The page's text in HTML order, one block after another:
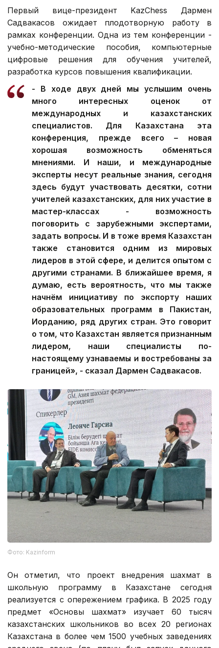
Первый вице-президент KazChess Дармен
Садвакасов ожидает плодотворную работу в
рамках конференции. Одна из тем конференции -
учебно-методические пособия, компьютерные
цифровые решения для обучения учителей,
разработка курсов повышения квалификации.
- В ходе двух дней мы услышим очень
много интересных оценок от
международных и казахстанских
специалистов. Для Казахстана эта
конференция, прежде всего – новая
хорошая возможность обменяться
мнениями. И наши, и международные
эксперты несут реальные знания, сегодня
здесь будут участвовать десятки, сотни
учителей казахстанских, для них участие в
мастер-классах - возможность
поговорить с зарубежными экспертами,
задать вопросы. И в тоже время Казахстан
также становится одним из мировых
лидеров в этой сфере, и делится опытом с
другими странами. В ближайшее время, я
думаю, есть вероятность, что мы также
начнём инициативу по экспорту наших
образовательных программ в Пакистан,
Иорданию, ряд других стран. Это говорит
о том, что Казахстан является признанным
лидером, наши специалисты по-
настоящему узнаваемы и востребованы за
границей», - сказал Дармен Садвакасов.
Фото: Kazinform
Он отметил, что проект внедрения шахмат в
школьную программу в Казахстане сегодня
реализуется с опережением графика. В 2025 году
предмет «Основы шахмат» изучает 60 тысяч
казахстанских школьников во всех 20 регионах
Казахстана в более чем 1500 учебных заведениях